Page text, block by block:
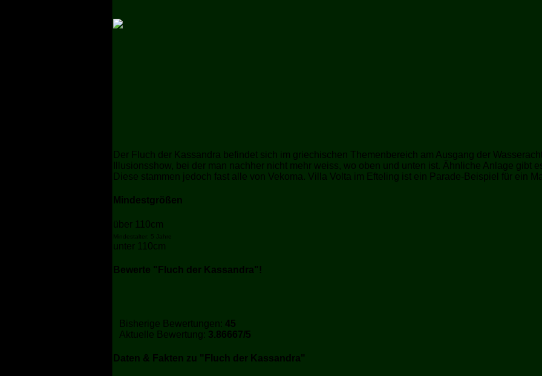
Der Fluch der Kassandra befindet sich im griechischen Themenbereich am Ausgang der
Illusionsshow, bei der man nachher nicht mehr weiss, wo oben und unten ist. Ähnliche Anlage gibt
Diese stammen jedoch fast alle von Vekoma. Villa Volta im Efteling ist ein Parade-Beispiel für ein
Mindestgrößen
über 110cm
Mindestalter: 5 Jahre
unter 110cm
Bewerte "Fluch der Kassandra"!
Bisherige Bewertungen: 45
Aktuelle Bewertung: 3.86667/5
Daten & Fakten zu "Fluch der Kassandra"